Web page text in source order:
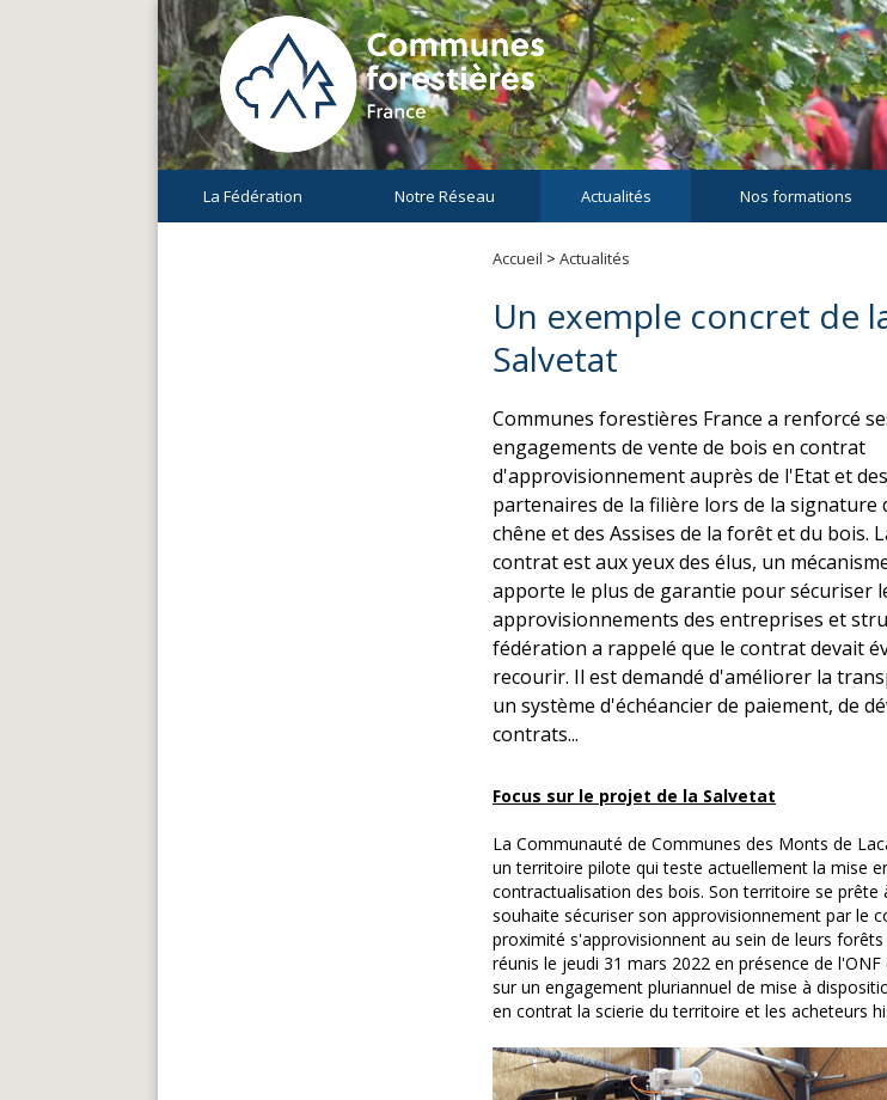
La Fédération Notre Réseau Actualités Nos formations
Accueil > Actualités
Un exemple concret de
Salvetat
Communes forestières France a renforcé
engagements de vente de bois en contrat
d'approvisionnement auprès de l'Etat et des
partenaires de la filière lors de la signature
chêne et des Assises de la forêt et du bois.
contrat est aux yeux des élus, un
apporte le plus de garantie pour sécuriser
approvisionnements des entreprises et
fédération a rappelé que le contrat devait
recourir. Il est demandé d'améliorer la
un système d'échéancier de paiement, de
contrats...
Focus sur le projet de la Salvetat
La Communauté de Communes des Monts de
un territoire pilote qui teste actuellement la mise
contractualisation des bois. Son territoire se
souhaite sécuriser son approvisionnement par le
proximité s'approvisionnent au sein de leurs
réunis le jeudi 31 mars 2022 en présence de
sur un engagement pluriannuel de mise à
en contrat la scierie du territoire et les acheteurs